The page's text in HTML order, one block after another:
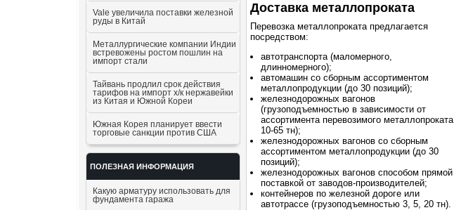
Vale увеличила поставки железной
руды в Китай
Металлургические компании Индии
встревожены ростом пошлин на
импорт стали
Тайвань продлил срок действия
тарифов на импорт х/к нержавейки
из Китая и Южной Кореи
Южная Корея планирует ввести
торговые санкции против США
ПОЛЕЗНАЯ ИНФОРМАЦИЯ
Какую арматуру использовать для
фундамента гаража
Доставка металлопроката
Перевозка металлопроката предлагается
посредством:
автотранспорта (маломерного,
длинномерного);
автомашин со сборным ассортиментом
металлопродукции (до 30 позиций);
железнодорожных вагонов
(грузоподъемностью в зависимости от
ассортимента перевозимого металлопроката
10-65 тн);
железнодорожных вагонов со сборным
ассортиментом металлопродукции (до 30
позиций);
железнодорожных вагонов способом прямой
поставкой от заводов-производителей;
контейнеров по железной дороге или
автотрассе (грузоподъемностью 3, 5, 20 тн).